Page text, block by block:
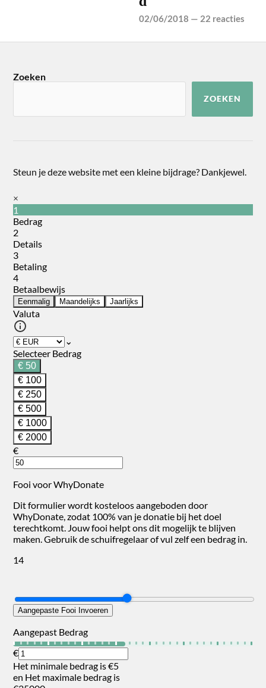
02/06/2018 — 22 reacties
Zoeken
ZOEKEN
Steun je deze website met een kleine bijdrage? Dankjewel.